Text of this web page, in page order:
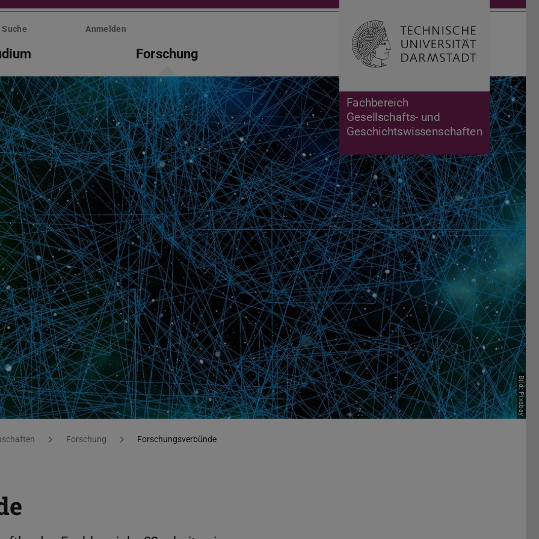
Fachbereich
Gesellschafts- und
Geschichtswissenschaften
Suche Anmelden
Forschung Suche öffnen
Bild: Pixabay
Forschung Forschungsverbünde